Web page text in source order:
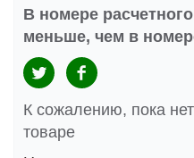
В номере
меньше, чем в
К сожалению, пока
товаре